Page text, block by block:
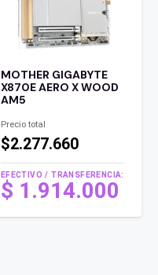
MOTHER GIGABYTE
X870E AERO X WOOD
AM5
Precio total
$2.277.660
EFECTIVO / TRANSFERENCIA:
$ 1.914.000